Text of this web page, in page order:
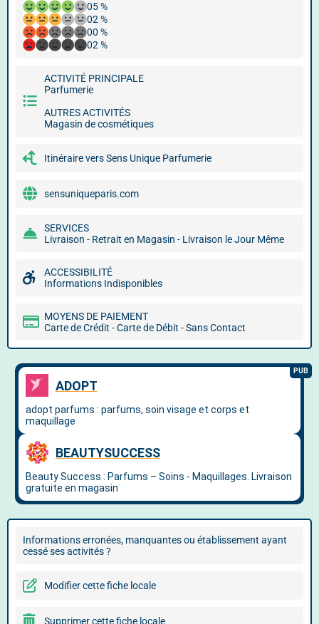
05 %
02 %
00 %
02 %
ACTIVITÉ PRINCIPALE
Parfumerie
AUTRES ACTIVITÉS
Magasin de cosmétiques
Itinéraire vers Sens Unique Parfumerie
sensuniqueparis.com
SERVICES
Livraison - Retrait en Magasin - Livraison le Jour Même
ACCESSIBILITÉ
Informations Indisponibles
MOYENS DE PAIEMENT
Carte de Crédit - Carte de Débit - Sans Contact
Informations erronées, manquantes ou établissement ayant
cessé ses activités ?
Modifier cette fiche locale
Supprimer cette fiche locale